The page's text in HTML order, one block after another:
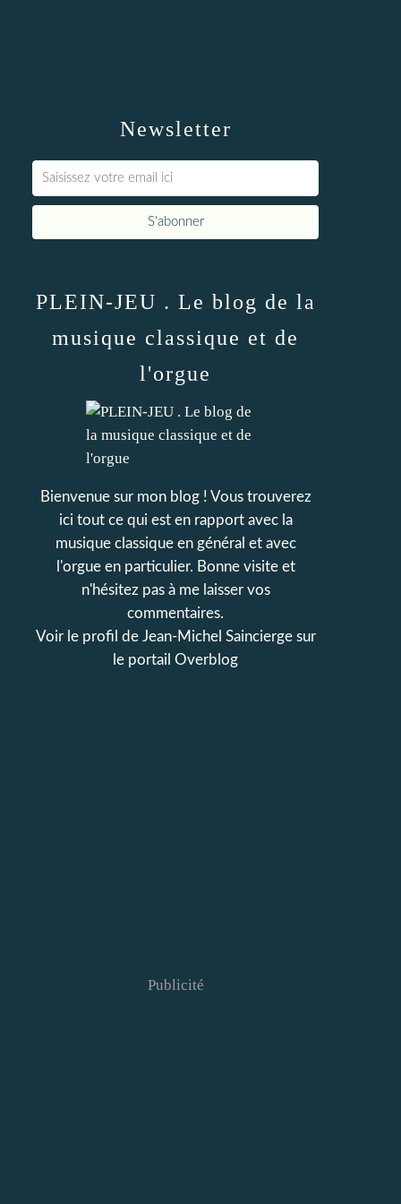
Newsletter
PLEIN-JEU . Le blog de la
musique classique et de
l'orgue
Bienvenue sur mon blog ! Vous trouverez
ici tout ce qui est en rapport avec la
musique classique en général et avec
l'orgue en particulier. Bonne visite et
n'hésitez pas à me laisser vos
commentaires.
Voir le profil de Jean-Michel Sainciergesur
le portail Overblog
Publicité